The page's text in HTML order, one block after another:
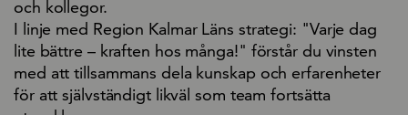
och kollegor.
I linje med Region Kalmar Läns strategi: "Varje dag
lite bättre – kraften hos många!" förstår du vinsten
med att tillsammans dela kunskap och erfarenheter
för att självständigt likväl som team fortsätta